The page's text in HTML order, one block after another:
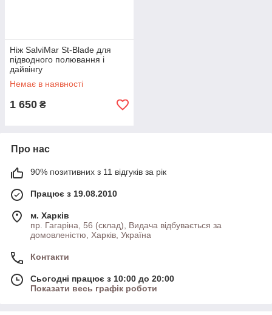
Ніж SalviMar St-Blade для
підводного полювання і
дайвінгу
Немає в наявності
1 650 ₴
Про нас
90% позитивних з 11 відгуків за рік
Працює з 19.08.2010
м. Харків
пр. Гагаріна, 56 (склад), Видача відбувається за
домовленістю, Харків, Україна
Контакти
Сьогодні працює з 10:00 до 20:00
Показати весь графік роботи